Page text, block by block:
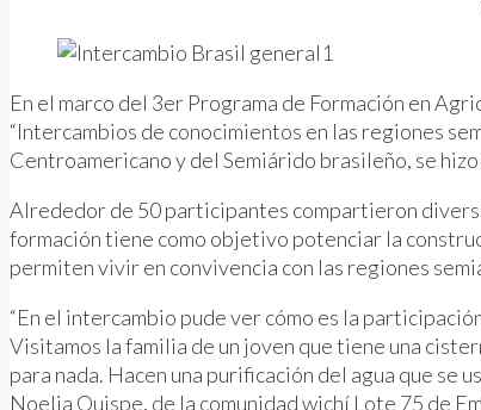
En el marco del 3er Programa de Formación en
“Intercambios de conocimientos en las regiones
Centroamericano y del Semiárido brasileño, se
Alrededor de 50 participantes compartieron
formación tiene como objetivo potenciar la
permiten vivir en convivencia con las regiones
“En el intercambio pude ver cómo es la
Visitamos la familia de un joven que tiene una
para nada. Hacen una purificación del agua que se
Noelia Quispe, de la comunidad wichí Lote 75 de